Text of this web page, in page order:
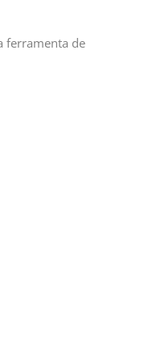
ferramenta de